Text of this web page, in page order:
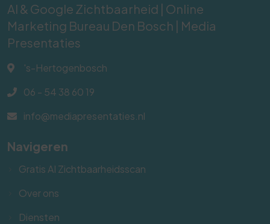
AI & Google Zichtbaarheid | Online
Marketing Bureau Den Bosch | Media
Presentaties
's-Hertogenbosch
06 - 54 38 60 19
info@mediapresentaties.nl
Navigeren
Gratis AI Zichtbaarheidsscan
Over ons
Diensten